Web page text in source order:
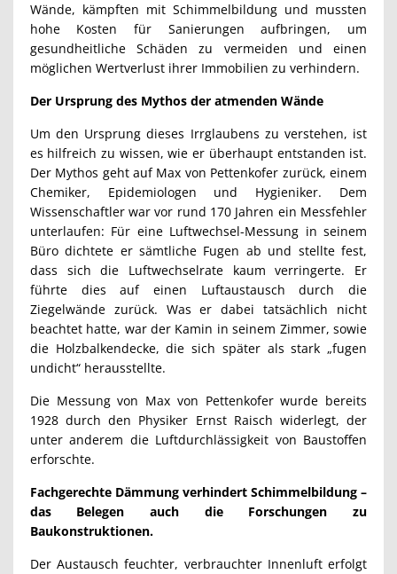
Wände, kämpften mit Schimmelbildung und mussten
hohe Kosten für Sanierungen aufbringen, um
gesundheitliche Schäden zu vermeiden und einen
möglichen Wertverlust ihrer Immobilien zu verhindern.
Der Ursprung des Mythos der atmenden Wände
Um den Ursprung dieses Irrglaubens zu verstehen, ist
es hilfreich zu wissen, wie er überhaupt entstanden ist.
Der Mythos geht auf Max von Pettenkofer zurück, einem
Chemiker, Epidemiologen und Hygieniker. Dem
Wissenschaftler war vor rund 170 Jahren ein Messfehler
unterlaufen: Für eine Luftwechsel-Messung in seinem
Büro dichtete er sämtliche Fugen ab und stellte fest,
dass sich die Luftwechselrate kaum verringerte. Er
führte dies auf einen Luftaustausch durch die
Ziegelwände zurück. Was er dabei tatsächlich nicht
beachtet hatte, war der Kamin in seinem Zimmer, sowie
die Holzbalkendecke, die sich später als stark „fugen
undicht“ herausstellte.
Die Messung von Max von Pettenkofer wurde bereits
1928 durch den Physiker Ernst Raisch widerlegt, der
unter anderem die Luftdurchlässigkeit von Baustoffen
erforschte.
Fachgerechte Dämmung verhindert Schimmelbildung –
das Belegen auch die Forschungen zu
Baukonstruktionen.
Der Austausch feuchter, verbrauchter Innenluft erfolgt